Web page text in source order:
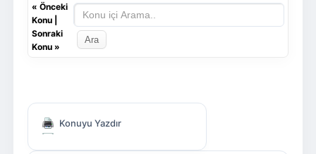
« Önceki
Konu|
Sonraki
Konu»
Konuyu Yazdır